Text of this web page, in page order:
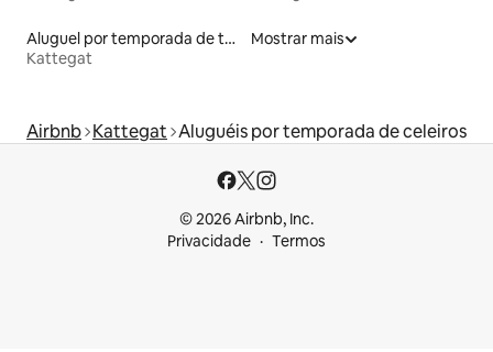
Aluguel por temporada de townhouses
Kattegat
Mostrar mais
Airbnb Kattegat Aluguéis por temporada de celeiros
© 2026 Airbnb, Inc.
Privacidade
Termos